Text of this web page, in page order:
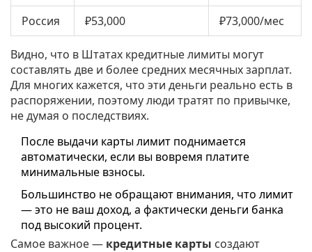
Россия
₽53,000 ₽73,000/мес
Видно, что в Штатах кредитные лимиты могут
составлять две и более средних месячных зарплат.
Для многих кажется, что эти деньги реально есть в
распоряжении, поэтому люди тратят по привычке,
не думая о последствиях.
После выдачи карты лимит поднимается
автоматически, если вы вовремя платите
минимальные взносы.
Большинство не обращают внимания, что лимит
— это не ваш доход, а фактически деньги банка
под высокий процент.
Самое важное — кредитные карты создают